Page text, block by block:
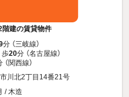
建の賃貸物件
分 （三岐線）
歩20分 （名古屋線）
（関西線）
川北2丁目14番21号
/ 木造